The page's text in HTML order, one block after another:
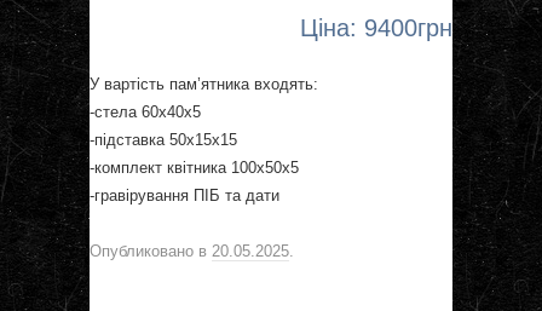
Ціна: 9400грн
У вартість пам’ятника входять:
-стела 60х40х5
-підставка 50х15х15
-комплект квітника 100х50х5
-гравірування ПІБ та дати
Опубликовано в 20.05.2025